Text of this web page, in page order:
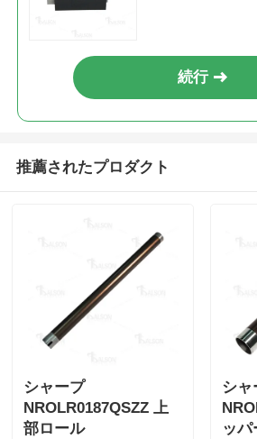
続行
推薦されたプロダクト
シャープ
NROLR0187QSZZ 上
部ロール
シャ
ッ